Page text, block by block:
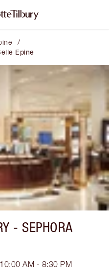
/
Epine
- SEPHORA
10:00 AM - 8:30 PM